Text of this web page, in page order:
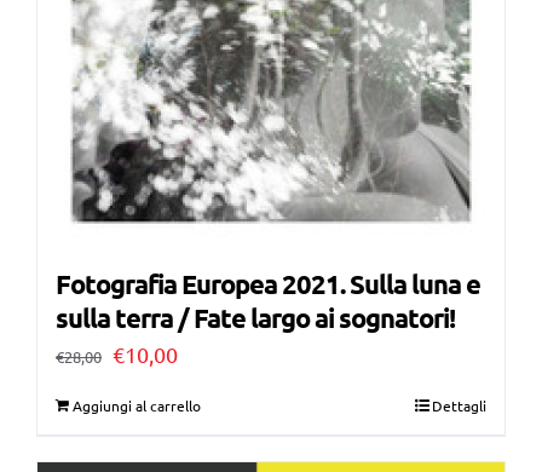
Fotografia Europea 2021. Sulla luna e
sulla terra / Fate largo ai sognatori!
€28,00 Il
€10,00Il
Aggiungi al carrello Dettagli